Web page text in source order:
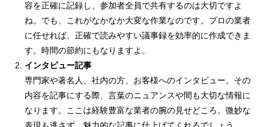
容を正確に記録し、参加者全員で共有するのは大切ですよ
ね。でも、これがなかなか大変な作業なのです。プロの業者
に任せれば、正確で読みやすい議事録を効率的に作成できま
す。時間の節約にもなりますよ。
インタビュー記事
専門家や著名人、社内の方、お客様へのインタビュー。その
内容を記事にする際、言葉のニュアンスや間も大切な情報に
なります。ここは経験豊富な業者の腕の見せどころ。微妙な